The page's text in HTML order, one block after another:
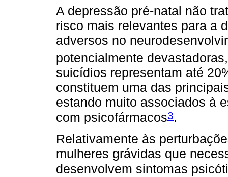
A depressão pré-natal não
risco mais relevantes para a
adversos no
potencialmente
suicídios representam até
constituem uma das
estando muito associados à
com psicofármacos3.
Relativamente às
mulheres grávidas que
desenvolvem sintomas